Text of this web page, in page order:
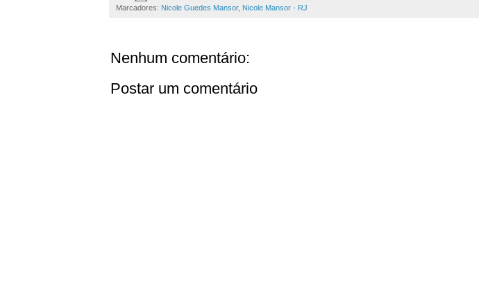
Marcadores: Nicole Guedes Mansor, Nicole Mansor - RJ
Nenhum comentário:
Postar um comentário